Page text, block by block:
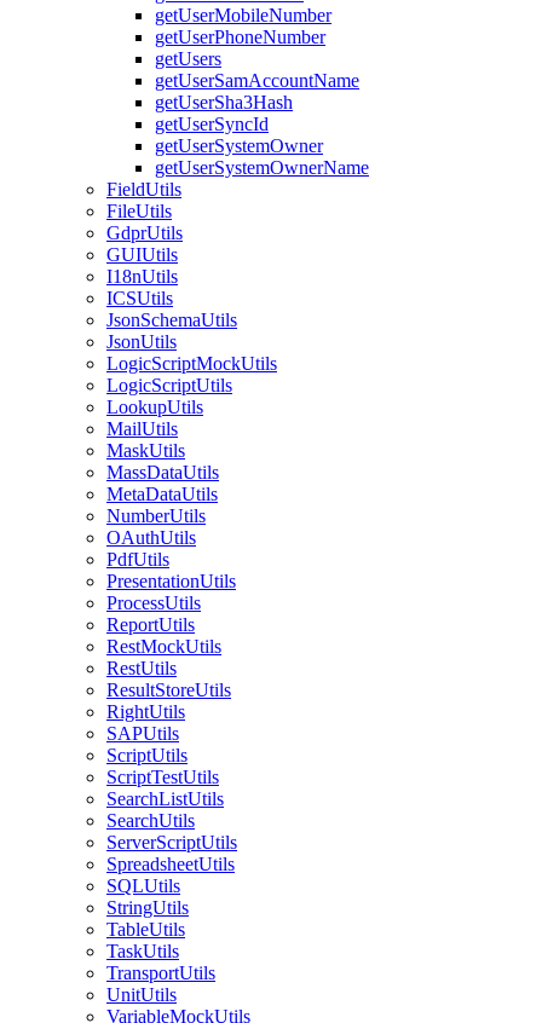
getUserMobileNumber
getUserPhoneNumber
getUsers
getUserSamAccountName
getUserSha3Hash
getUserSyncId
getUserSystemOwner
getUserSystemOwnerName
FieldUtils
FileUtils
GdprUtils
GUIUtils
I18nUtils
ICSUtils
JsonSchemaUtils
JsonUtils
LogicScriptMockUtils
LogicScriptUtils
LookupUtils
MailUtils
MaskUtils
MassDataUtils
MetaDataUtils
NumberUtils
OAuthUtils
PdfUtils
PresentationUtils
ProcessUtils
ReportUtils
RestMockUtils
RestUtils
ResultStoreUtils
RightUtils
SAPUtils
ScriptUtils
ScriptTestUtils
SearchListUtils
SearchUtils
ServerScriptUtils
SpreadsheetUtils
SQLUtils
StringUtils
TableUtils
TaskUtils
TransportUtils
UnitUtils
VariableMockUtils